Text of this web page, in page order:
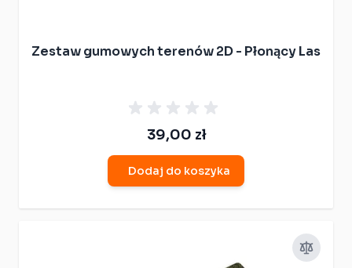
Zestaw gumowych terenów 2D - Płonący Las
39,00 zł
Dodaj do koszyka